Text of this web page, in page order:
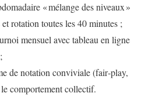
« mélange des niveaux »
rotation toutes les 40 minutes ;
mensuel avec tableau en ligne
de notation conviviale (fair‑play,
comportement collectif.